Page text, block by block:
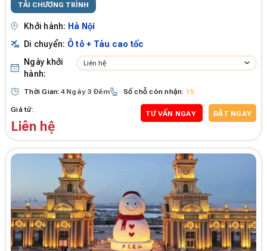
TẢI CHƯƠNG TRÌNH
Khởi hành: Hà Nội
Di chuyển: Ô tô + Tàu cao tốc
Ngày khởi
hành:
Liên hệ
Thời Gian: 4 Ngày 3 Đêm Số chỗ còn nhận: 15
Giá từ:
Liên hệ
TƯ VẤN NGAY ĐẶT NGAY